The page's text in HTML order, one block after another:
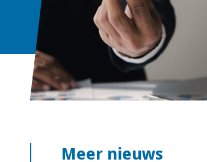
Meer nieuws